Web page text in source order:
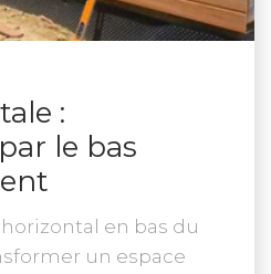
:
le bas
en bas du
un espace